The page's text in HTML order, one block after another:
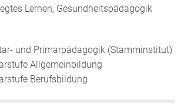
Lernen, Gesundheitspädagogik
und Primarpädagogik (Stamminstitut)
Allgemeinbildung
Berufsbildung